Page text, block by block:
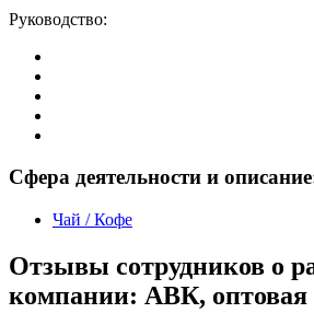
Руководство:
Сфера деятельности и
Чай / Кофе
Отзывы сотрудников о
компании: АВК,